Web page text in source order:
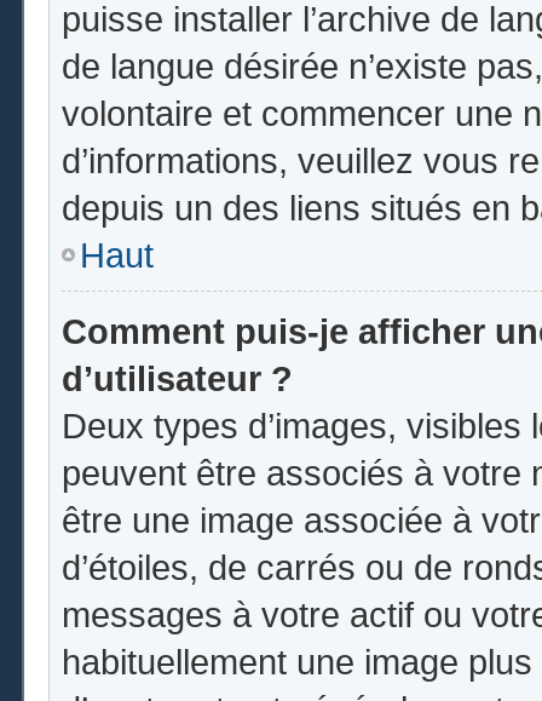
puisse installer l’archive de
de langue désirée n’existe
volontaire et commencer une
d’informations, veuillez vous
depuis un des liens situés en
Haut
Comment puis-je afficher
d’utilisateur ?
Deux types d’images,
peuvent être associés à votre
être une image associée à
d’étoiles, de carrés ou de
messages à votre actif ou
habituellement une image